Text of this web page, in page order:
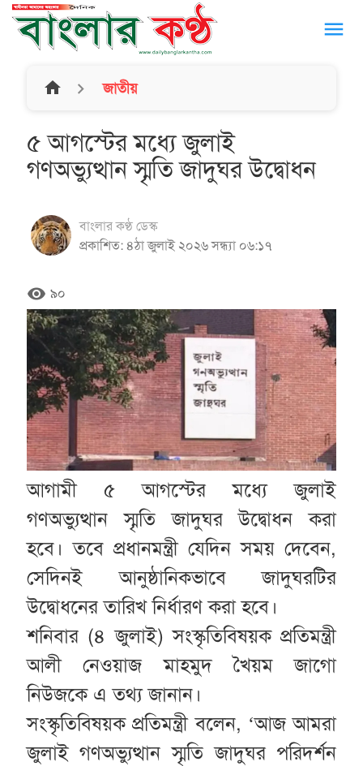
menu
home জাতীয়
৫ আগস্টের মধ্যে জুলাই
গণঅভ্যুত্থান স্মৃতি জাদুঘর উদ্বোধন
বাংলার কণ্ঠ ডেস্ক
প্রকাশিত: ৪ঠা জুলাই ২০২৬ সন্ধ্যা ০৬:১৭
remove_red_eye ৯০
আগামী ৫ আগস্টের মধ্যে জুলাই
গণঅভ্যুত্থান স্মৃতি জাদুঘর উদ্বোধন করা
হবে। তবে প্রধানমন্ত্রী যেদিন সময় দেবেন,
সেদিনই আনুষ্ঠানিকভাবে জাদুঘরটির
উদ্বোধনের তারিখ নির্ধারণ করা হবে।
শনিবার (৪ জুলাই) সংস্কৃতিবিষয়ক প্রতিমন্ত্রী
আলী নেওয়াজ মাহমুদ খৈয়ম জাগো
নিউজকে এ তথ্য জানান।
সংস্কৃতিবিষয়ক প্রতিমন্ত্রী বলেন, ‘আজ আমরা
জুলাই গণঅভ্যুত্থান স্মৃতি জাদুঘর পরিদর্শন